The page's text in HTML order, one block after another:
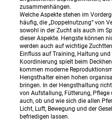
zusammenhängen.
Welche Aspekte stehen im
häufig, die „Doppelnutzung“ von
sowohl in der Zucht als auch im
dieser Aspekte. Hengste können
werden auch auf wichtige
Einfluss auf Training, Haltung
Koordinierung spielt beim
kommen moderne
Hengsthalter einen hohen
bringen. In der Hengsthaltung
von Aufstallung, Fütterung,
auch, ob und wie sich die allen
Licht, Luft, Bewegung und der
befriedigen lassen.